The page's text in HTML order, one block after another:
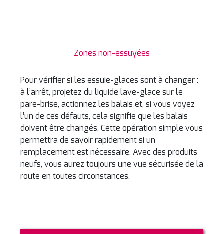
Zones non-essuyées
Pour vérifier si les essuie-glaces sont à changer :
à l’arrêt, projetez du liquide lave-glace sur le
pare-brise, actionnez les balais et, si vous voyez
l’un de ces défauts, cela signifie que les balais
doivent être changés. Cette opération simple vous
permettra de savoir rapidement si un
remplacement est nécessaire. Avec des produits
neufs, vous aurez toujours une vue sécurisée de la
route en toutes circonstances.